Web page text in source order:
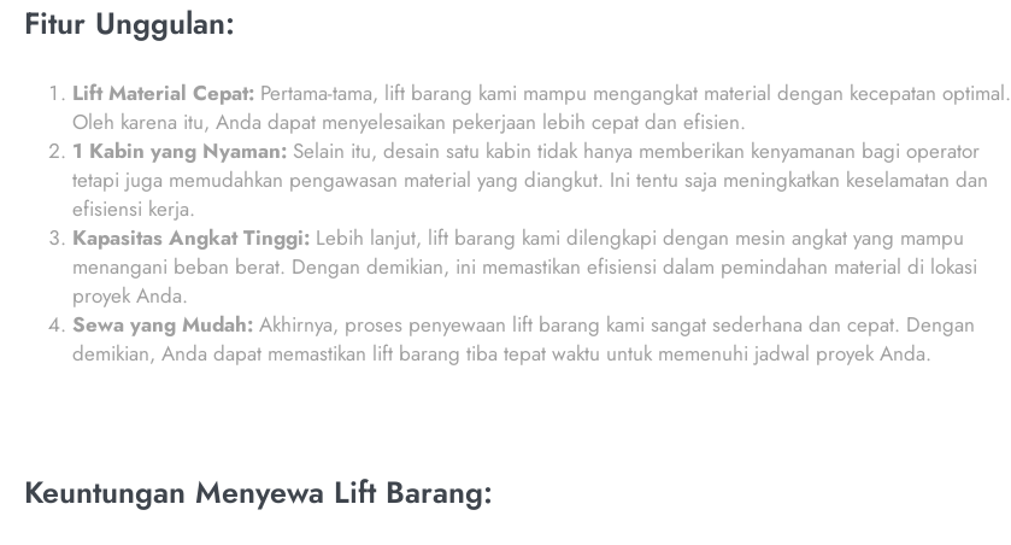
Fitur Unggulan:
Lift Material Cepat: Pertama-tama, lift barang kami mampu mengangkat material dengan kecepatan optimal.
Oleh karena itu, Anda dapat menyelesaikan pekerjaan lebih cepat dan efisien.
1 Kabin yang Nyaman: Selain itu, desain satu kabin tidak hanya memberikan kenyamanan bagi operator
tetapi juga memudahkan pengawasan material yang diangkut. Ini tentu saja meningkatkan keselamatan dan
efisiensi kerja.
Kapasitas Angkat Tinggi: Lebih lanjut, lift barang kami dilengkapi dengan mesin angkat yang mampu
menangani beban berat. Dengan demikian, ini memastikan efisiensi dalam pemindahan material di lokasi
proyek Anda.
Sewa yang Mudah: Akhirnya, proses penyewaan lift barang kami sangat sederhana dan cepat. Dengan
demikian, Anda dapat memastikan lift barang tiba tepat waktu untuk memenuhi jadwal proyek Anda.
Keuntungan Menyewa Lift Barang: